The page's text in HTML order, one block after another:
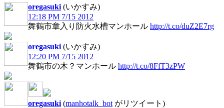
oregasuki (いかすみ)
12:18 PM 7/15 2012
舞鶴市章入り防火水槽マンホール http://t.co/duZ2E7rg
oregasuki (いかすみ)
12:20 PM 7/15 2012
舞鶴市の木？マンホール http://t.co/8FfT3zPW
oregasuki (manhotalk_bot がリツイート)